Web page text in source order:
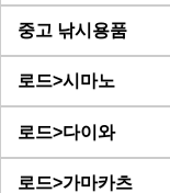
중고 낚시용품
로드>시마노
로드>다이와
로드>가마카츠